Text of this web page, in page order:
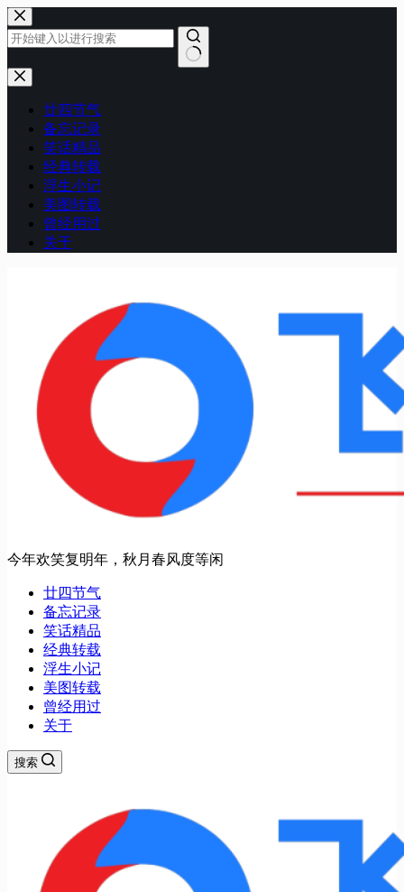
跳
至
内
容
无
廿四节气
备忘记录
笑话精品
经典转载
浮生小记
美图转载
曾经用过
关于
今年欢笑复明年，秋月春风度等闲
廿四节气
备忘记录
笑话精品
经典转载
浮生小记
美图转载
曾经用过
关于
搜索